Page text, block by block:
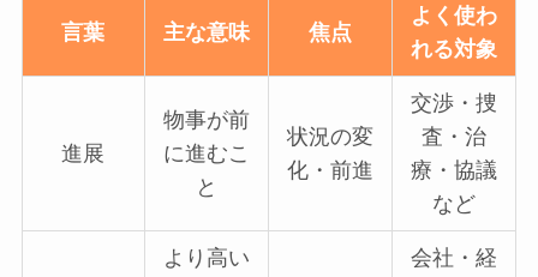
言葉 主な意味 焦点
よく使わ
れる対象
進展
物事が前
に進むこ
と
状況の変
化・前進
交渉・捜
査・治
療・協議
など
より高い
会社・経